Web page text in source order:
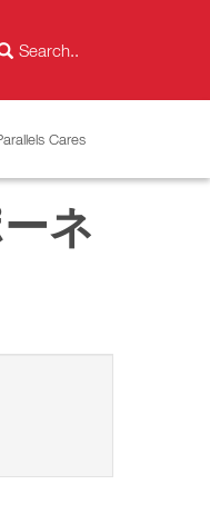
Cares
ネ